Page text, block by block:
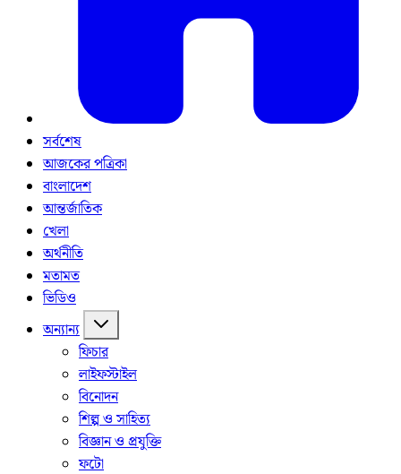
সর্বশেষ
আজকের পত্রিকা
বাংলাদেশ
আন্তর্জাতিক
খেলা
অর্থনীতি
মতামত
ভিডিও
অন্যান্য
ফিচার
লাইফস্টাইল
বিনোদন
শিল্প ও সাহিত্য
বিজ্ঞান ও প্রযুক্তি
ফটো